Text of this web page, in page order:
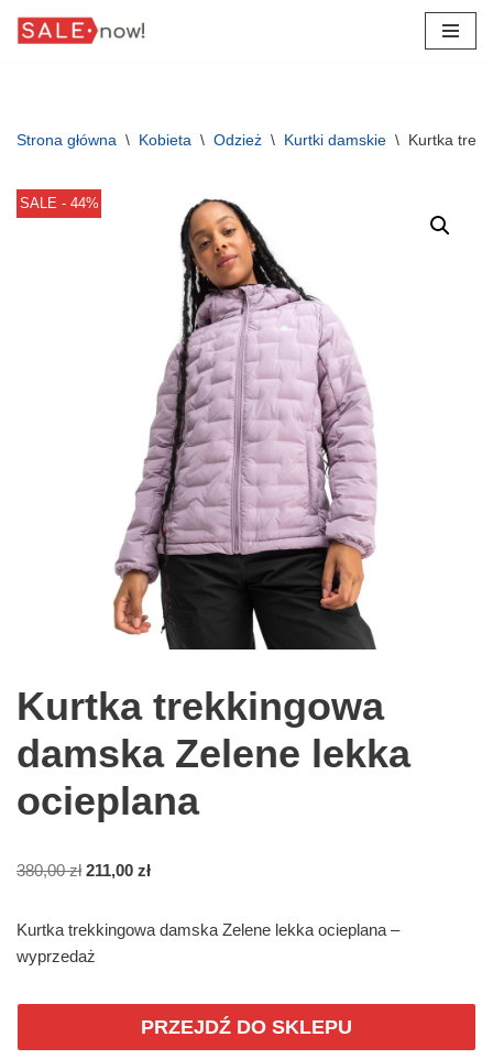
Strona główna \ Kobieta \ Odzież \ Kurtki damskie \ Kurtka
SALE - 44%
Kurtka trekkingowa
damska Zelene lekka
ocieplana
380,00zł 211,00 zł
Kurtka trekkingowa damska Zelene lekka ocieplana –
wyprzedaż
PRZEJDŹ DO SKLEPU